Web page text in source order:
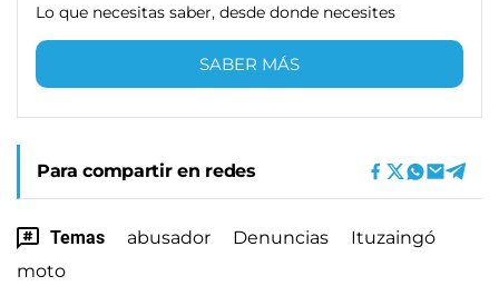
Lo que necesitas saber, desde donde necesites
SABER MÁS
Para compartir en redes
Temas abusador Denuncias
Ituzaingó
moto